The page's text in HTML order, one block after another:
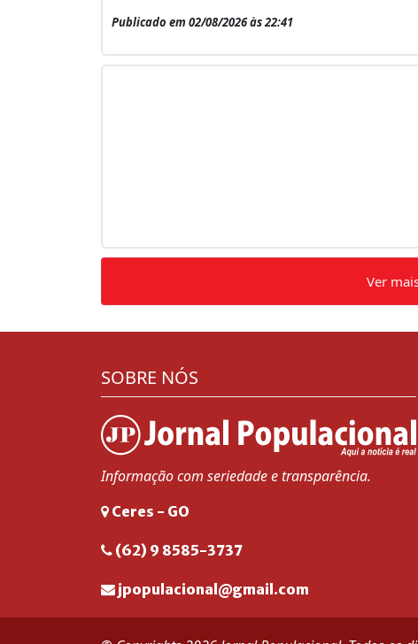
Publicado em 02/08/2026 às 22:41
Ver
SOBRE NÓS
Informação com seriedade e transparência.
Ceres - GO
(62) 9 8585-3737
jpopulacional@gmail.com